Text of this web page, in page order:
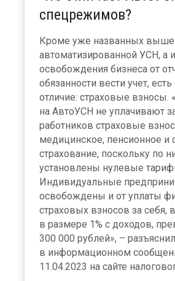
спецрежимов?
Кроме уже названных выше
автоматизированной УСН, а
освобождения бизнеса от
обязанности вести учет,
отличие: страховые взносы.
на АвтоУСН не уплачивают
работников страховые
медицинское, пенсионное и
страхование, поскольку по
установлены нулевые
Индивидуальные
освобождены и от уплаты
страховых взносов за себя,
в размере 1% с доходов,
300 000 рублей», –
в информационном
11.04.2023 на сайте